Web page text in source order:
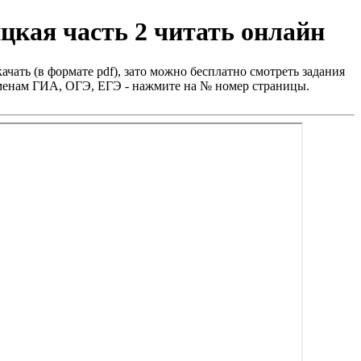
часть 2 читать онлайн
(в формате pdf), зато можно бесплатно смотреть задания
ГИА, ОГЭ, ЕГЭ - нажмите на № номер страницы.